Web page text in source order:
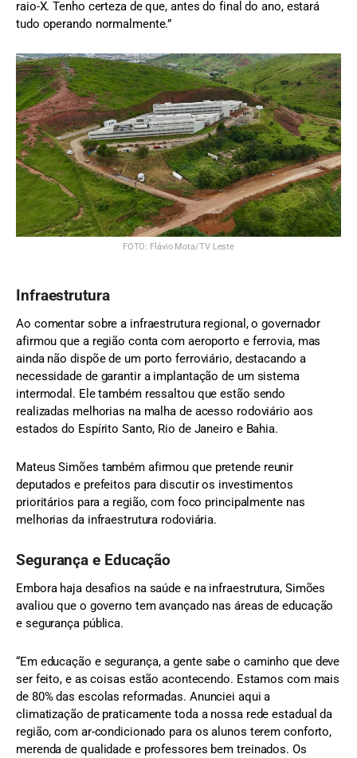
raio-X. Tenho certeza de que, antes do final do ano, estará
tudo operando normalmente.”
FOTO: Flávio Mota/TV Leste
Infraestrutura
Ao comentar sobre a infraestrutura regional, o governador
afirmou que a região conta com aeroporto e ferrovia, mas
ainda não dispõe de um porto ferroviário, destacando a
necessidade de garantir a implantação de um sistema
intermodal. Ele também ressaltou que estão sendo
realizadas melhorias na malha de acesso rodoviário aos
estados do Espírito Santo, Rio de Janeiro e Bahia.
Mateus Simões também afirmou que pretende reunir
deputados e prefeitos para discutir os investimentos
prioritários para a região, com foco principalmente nas
melhorias da infraestrutura rodoviária.
Segurança e Educação
Embora haja desafios na saúde e na infraestrutura, Simões
avaliou que o governo tem avançado nas áreas de educação
e segurança pública.
“Em educação e segurança, a gente sabe o caminho que deve
ser feito, e as coisas estão acontecendo. Estamos com mais
de 80% das escolas reformadas. Anunciei aqui a
climatização de praticamente toda a nossa rede estadual da
região, com ar-condicionado para os alunos terem conforto,
merenda de qualidade e professores bem treinados. Os